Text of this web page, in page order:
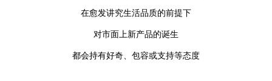
在愈发讲究生活品质的前提下
对市面上新产品的诞生
都会持有好奇、包容或支持等态度